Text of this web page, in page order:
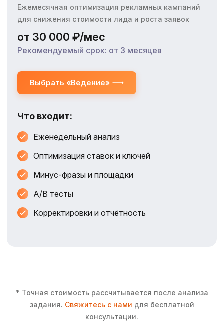
Ежемесячная оптимизация рекламных кампаний
для снижения стоимости лида и роста заявок
от 30 000 ₽/мес
Рекомендуемый срок: от 3 месяцев
Выбрать «Ведение»
Что входит:
Еженедельный анализ
Оптимизация ставок и ключей
Минус-фразы и площадки
A/B тесты
Корректировки и отчётность
* Точная стоимость рассчитывается после анализа
задания. Свяжитесь с нами для бесплатной
консультации.